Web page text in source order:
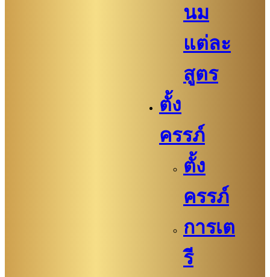
นม
แต่ละ
สูตร
ตั้ง
ครรภ์
ตั้ง
ครรภ์
การเต
รี